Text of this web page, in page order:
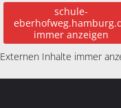
schule-
immer anzeigen
Externen Inhalte immer